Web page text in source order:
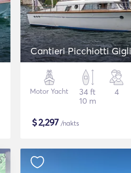
Cantieri Picchiotti
Motor Yacht
34 ft
10 m
4
$2,297 /nakts